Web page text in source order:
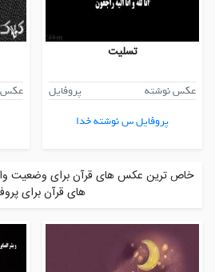
تسلیت
عکس نوشته
پروفایل
پروفایل س نوشته خدا
عکس
خاص ترین عکس های قرآن برای وضعیت
های قرآن برای